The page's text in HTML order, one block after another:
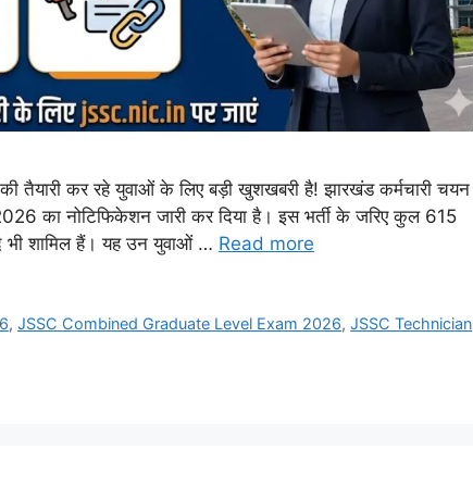
तैयारी कर रहे युवाओं के लिए बड़ी खुशखबरी है! झारखंड कर्मचारी चयन
का नोटिफिकेशन जारी कर दिया है। इस भर्ती के जरिए कुल 615
भी शामिल हैं। यह उन युवाओं … Read more
,JSSC Combined Graduate Level Exam 2026,JSSC Technician